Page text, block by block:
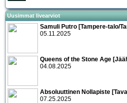
Uusimmat livearviot
Samuli Putro [Tampere-talo/
05.11.2025
Queens of the Stone Age
04.08.2025
Absoluuttinen Nollapiste
07.25.2025